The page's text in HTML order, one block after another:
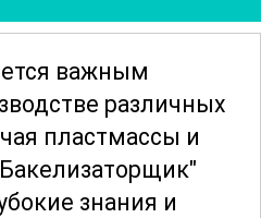
важным
различных
пластмассы и
знания и